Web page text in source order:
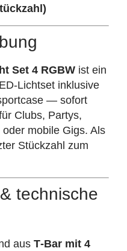
Set 4 RGBW ist ein
inklusive
— sofort
Clubs, Partys,
mobile Gigs. Als
Stückzahl zum
technische
aus T‑Bar mit 4